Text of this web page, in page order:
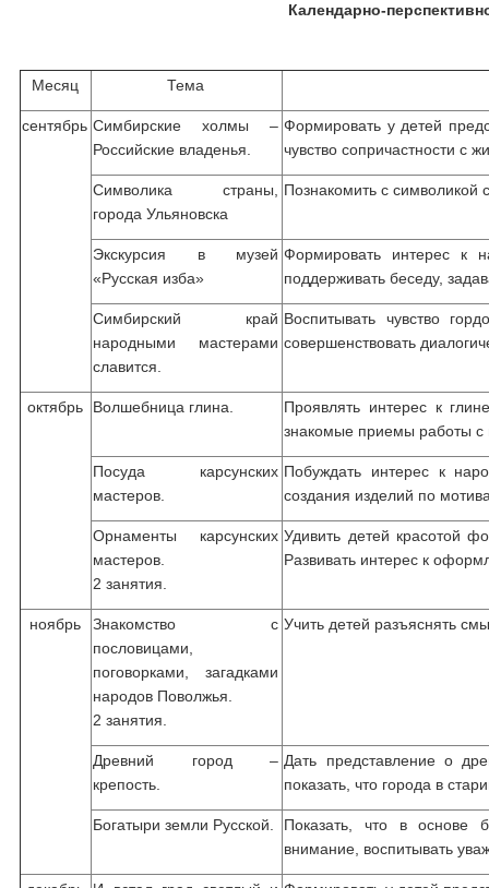
Календарно-
Месяц Тема
сентябрь Симбирские холмы –
Российские владенья.
Формировать у детей
чувство сопричастности с
Символика страны,
города Ульяновска
Познакомить с символикой
Экскурсия в музей
«Русская изба»
Формировать интерес к
поддерживать беседу,
Симбирский край
народными мастерами
славится.
Воспитывать чувство
совершенствовать
октябрь Волшебница глина.
Проявлять интерес к
знакомые приемы работы с
Посуда карсунских
мастеров.
Побуждать интерес к
создания изделий по
Орнаменты карсунских
мастеров.
2 занятия.
Удивить детей красотой
Развивать интерес к
ноябрь
Знакомство с
пословицами,
поговорками, загадками
народов Поволжья.
2 занятия.
Учить детей разъяснять
Древний город –
крепость.
Дать представление о
показать, что города в
Богатыри земли Русской.
Показать, что в основе
внимание, воспитывать